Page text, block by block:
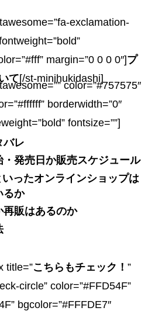
exclamation-
margin=”0 0 0 0″]プ
て[/st-minihukidashi]
color=”#757575″
borderwidth=”0″
fontsize=””]
バレ
・発売日か販売スケジュール
ったオンラインショップは
るか
再販はあるのか
title=”こちらもチェック！ ”
circle” color=”#FFD54F”
bgcolor=”#FFFDE7″